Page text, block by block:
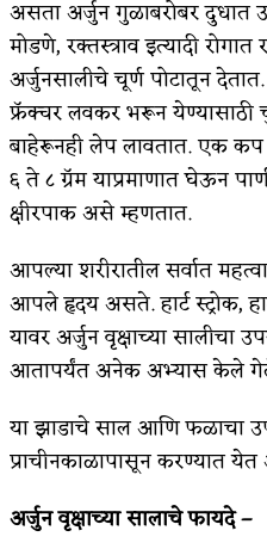
असता अर्जुन गुळाबरोबर दुधात
मोडणे, रक्तस्त्राव इत्यादी रोगात
अर्जुनसालीचे चूर्ण पोटातून
फ्रॅक्चर लवकर भरून येण्यासाठी
बाहेरूनही लेप लावतात. एक
६ ते ८ ग्रॅम याप्रमाणात घेऊन
क्षीरपाक असे म्हणतात.
आपल्या शरीरातील सर्वात
आपले हृदय असते. हार्ट स्ट्रोक,
यावर अर्जुन वृक्षाच्या सालीचा
आतापर्यंत अनेक अभ्यास केले
या झाडाचे साल आणि फळाचा
प्राचीनकाळापासून करण्यात
अर्जुन वृक्षाच्या सालाचे फायदे –